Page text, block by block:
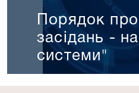
Порядок
засідань -
системи"